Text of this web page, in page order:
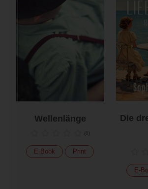
Wellenlänge
(0)
E-Book Print
Die
E-